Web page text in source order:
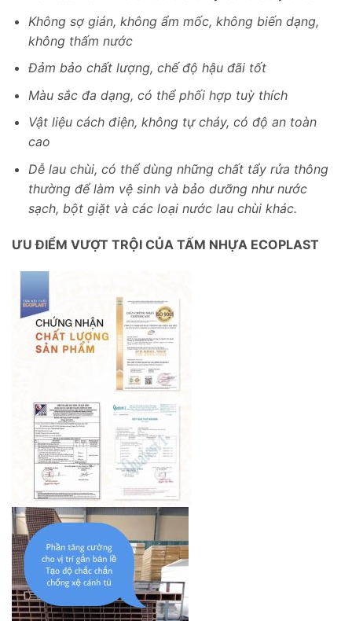
Không sợ gián, không ẩm mốc, không biến dạng,
không thấm nước
Đảm bảo chất lượng, chế độ hậu đãi tốt
Màu sắc đa dạng, có thể phối hợp tuỳ thích
Vật liệu cách điện, không tự cháy, có độ an toàn
cao
Dễ lau chùi, có thể dùng những chất tẩy rửa thông
thường để làm vệ sinh và bảo dưỡng như nước
sạch, bột giặt và các loại nước lau chùi khác.
ƯU ĐIỂM VƯỢT TRỘI CỦA TẤM NHỰA ECOPLAST